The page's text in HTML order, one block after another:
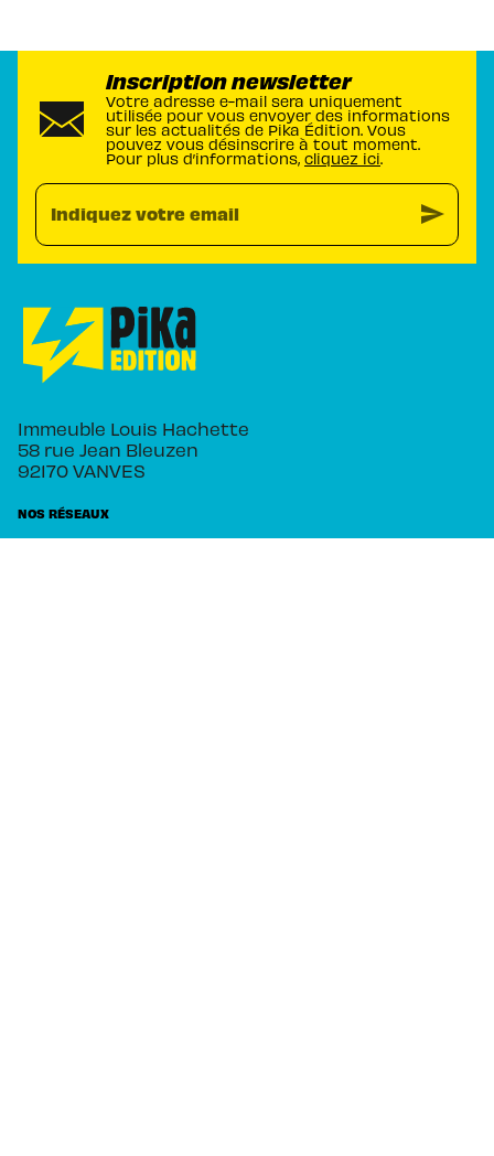
Inscription newsletter
Votre adresse e-mail sera uniquement
utilisée pour vous envoyer des informations
sur les actualités de Pika Édition. Vous
pouvez vous désinscrire à tout moment.
Pour plus d’informations, cliquez ici.
Indiquez votre email send
Immeuble Louis Hachette
58 rue Jean Bleuzen
92170 VANVES
NOS RÉSEAUX